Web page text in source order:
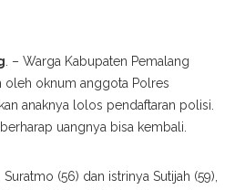
. – Warga Kabupaten Pemalang
oleh oknum anggota Polres
anaknya lolos pendaftaran polisi.
uangnya bisa kembali.
(56) dan istrinya Sutijah (59),